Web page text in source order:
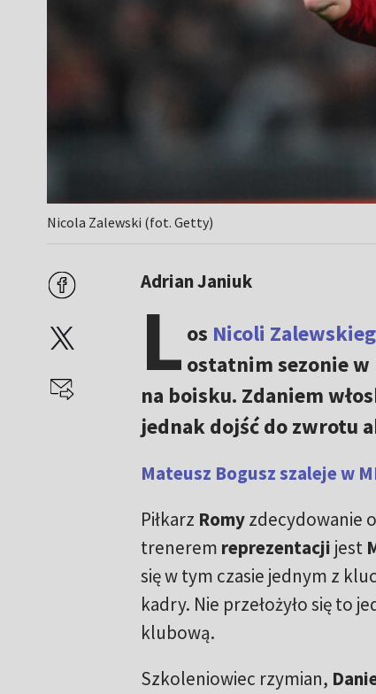
Nicola Zalewski (fot. Getty)
Adrian Janiuk
L os Nicoli
ostatnim sezonie w
na boisku. Zdaniem
jednak dojść do zwrotu
Mateusz Bogusz szaleje w
Piłkarz Romyzdecydowanie
trenerem reprezentacji jest
się w tym czasie jednym z
kadry. Nie przełożyło się to
klubową.
Szkoleniowiec rzymian,